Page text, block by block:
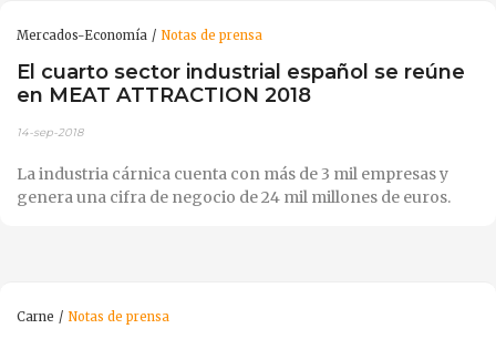
Mercados-Economía Notas de prensa
El cuarto sector industrial español se reúne
en MEAT ATTRACTION 2018
14-sep-2018
La industria cárnica cuenta con más de 3 mil empresas y
genera una cifra de negocio de 24 mil millones de euros.
Carne Notas de prensa